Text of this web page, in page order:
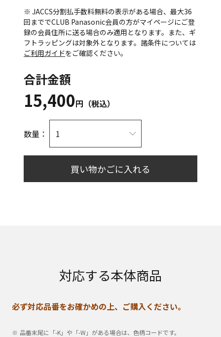
※ JACCS分割払手数料無料の表示がある場合、最大36
回まででCLUB Panasonic会員の方がマイページにご登
録の会員住所に送る場合のみ適用となります。また、ギ
フトラッピングは対象外となります。諸条件については
ご利用ガイドをご確認ください。
合計金額
15,400円（税込）
数量：
買い物かごに入れる
対応する本体商品
必ず対応品番をお確かめの上、ご購入ください。
品番末尾に「-K」や「-W」がある場合は、色柄コードです。